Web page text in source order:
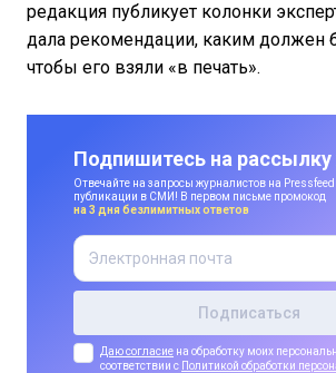
редакция публикует колонки
дала рекомендации, каким должен
чтобы его взяли «в печать».
Подпишитесь на
Отвечайте на запросы журналистов на Pressfeed
публикации в СМИ! В первом письме промокод
на 3 дня безлимитных ответов
Даю согласие на обработку моих
соответствии с Политикой обработки